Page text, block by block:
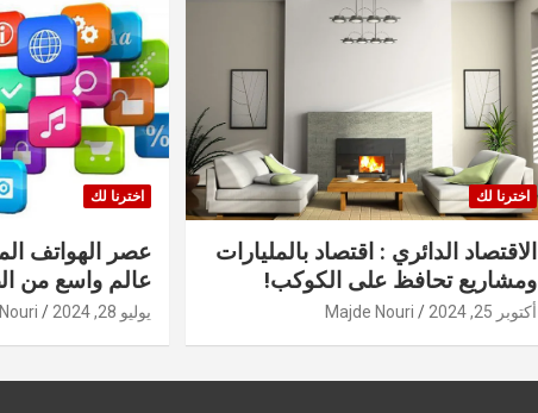
اخترنا لك
الاقتصاد الدائري : اقتصاد بالمليارات
ومشاريع تحافظ على الكوكب!
أكتوبر 25, 2024 Majde Nouri
اخترنا لك
عصر الهواتف
عالم واسع من
يوليو 28, 2024